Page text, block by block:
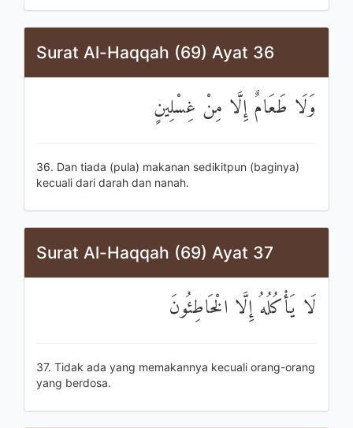
Surat Al-Haqqah (69) Ayat 36
وَلَا طَعَامٌ إِلَّا مِنْ غِسْلِينٍ
36. Dan tiada (pula) makanan sedikitpun (baginya)
kecuali dari darah dan nanah.
Surat Al-Haqqah (69) Ayat 37
لَا يَأْكُلُهُ إِلَّا الْخَاطِئُونَ
37. Tidak ada yang memakannya kecuali orang-orang
yang berdosa.